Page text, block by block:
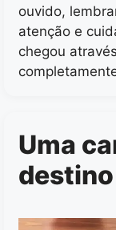
ouvido,
atenção e
chegou
Uma